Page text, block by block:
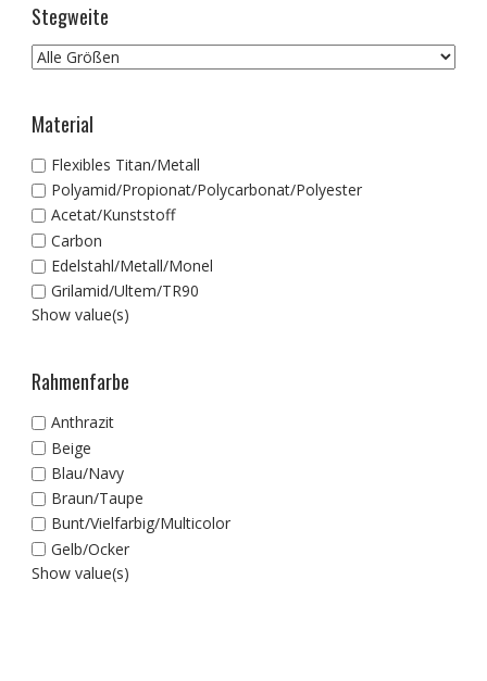
Stegweite
Material
Flexibles Titan/Metall
Polyamid/Propionat/Polycarbonat/Polyester
Acetat/Kunststoff
Carbon
Edelstahl/Metall/Monel
Grilamid/Ultem/TR90
Show value(s)
Rahmenfarbe
Anthrazit
Beige
Blau/Navy
Braun/Taupe
Bunt/Vielfarbig/Multicolor
Gelb/Ocker
Show value(s)